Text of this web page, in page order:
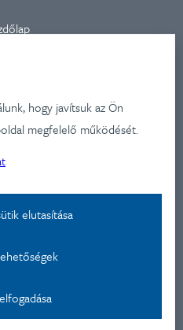
hogy javítsuk az Ön
megfelelő működését.
elutasítása
nyilatkozat